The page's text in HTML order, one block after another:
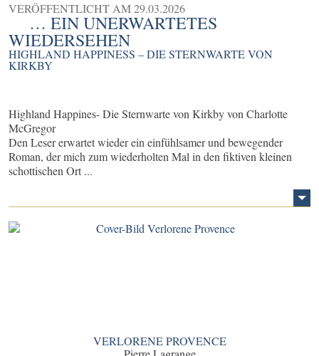
VERÖFFENTLICHT AM29.03.2026
… EIN UNERWARTETES
WIEDERSEHEN
HIGHLAND HAPPINESS – DIE STERNWARTE VON
KIRKBY
Highland Happines- Die Sternwarte von Kirkby von Charlotte
McGregor
Den Leser erwartet wieder ein einfühlsamer und bewegender
Roman, der mich zum wiederholten Mal in den fiktiven kleinen
schottischen Ort ...
VERLORENE PROVENCE